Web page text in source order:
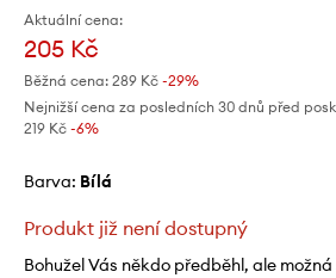
Aktuální cena:
205 Kč
Běžná cena: 289 Kč -29%
Nejnižší cena za posledních 30 dnů před
219 Kč -6%
Barva: bílá
Produkt již není dostupný
Bohužel Vás někdo předběhl, ale